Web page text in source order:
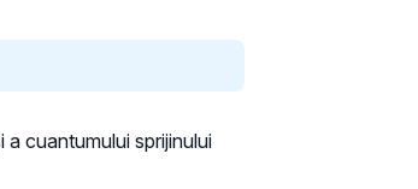
cuantumului sprijinului